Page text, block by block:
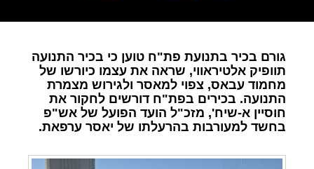
גורם בכיר בתנועת פת"ח טוען כי בכיר התנועה
תוופיק אלטיראווי, שראה את עצמו כיורשו של
מחמוד עבאס, צפוי למאסר ולגירוש מצמרת
התנועה. בכירים בפת"ח דורשים לחקור את
חוסיין א-שיח', מזכ"ל הועד הפועל של אש"פ
בחשד למעורבות בהרעלתו של יאסר ערפאת.